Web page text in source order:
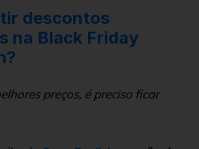
descontos
na Black Friday
preços, é preciso ficar